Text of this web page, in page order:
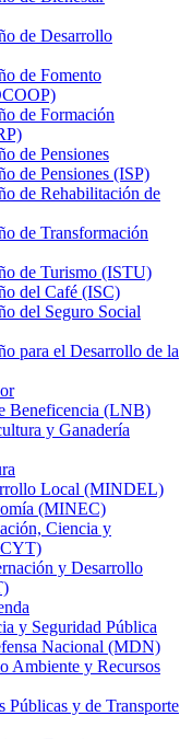
de Desarrollo
de Fomento
de Formación
de Pensiones
de Pensiones (ISP)
de Rehabilitación de
de Transformación
de Turismo (ISTU)
del Café (ISC)
del Seguro Social
para el Desarrollo de la
Beneficencia (LNB)
y Ganadería
Local (MINDEL)
(MINEC)
Ciencia y
y Desarrollo
y Seguridad Pública
Nacional (MDN)
Ambiente y Recursos
Públicas y de Transporte